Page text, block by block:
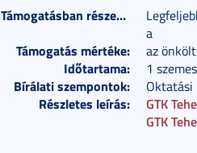
Támogatásban részesülők száma:
a
Támogatás mértéke: az
Időtartama: 1
Bírálati szempontok:
Részletes leírás:
GTK
GTK